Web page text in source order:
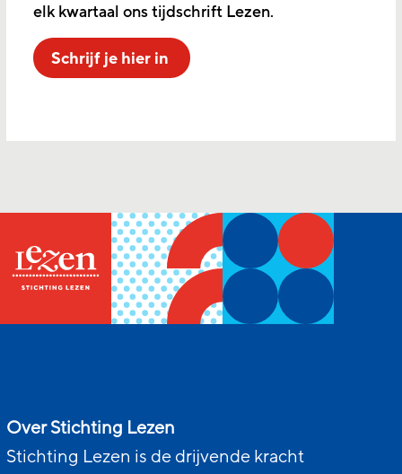
elk kwartaal ons tijdschrift Lezen.
Schrijf je hier in
Over Stichting Lezen
Stichting Lezen is de drijvende kracht